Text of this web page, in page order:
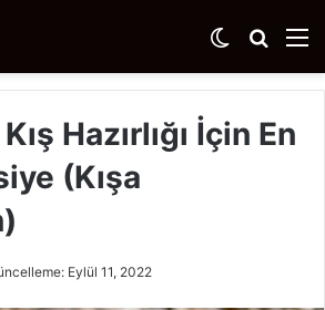
Arama
yap
Dış
görünümü
Hazırlığı İçin En
(Kışa
Eylül 11, 2022